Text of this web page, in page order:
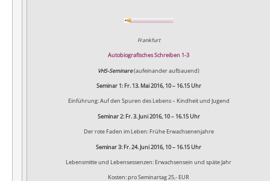
Frankfurt
Autobiografisches Schreiben 1-3
VHS-Seminare(aufeinander aufbauend)
Seminar 1: Fr. 13. Mai 2016, 10 – 16.15 Uhr
Einführung: Auf den Spuren des Lebens – Kindheit und Jugend
Seminar 2: Fr. 3. Juni 2016, 10 – 16.15 Uhr
Der rote Faden im Leben: Frühe Erwachsenenjahre
Seminar 3: Fr. 24. Juni 2016, 10 – 16.15 Uhr
Lebensmitte und Lebensessenzen: Erwachsensein und späte Jahr
Kosten: pro Seminartag 25,- EUR